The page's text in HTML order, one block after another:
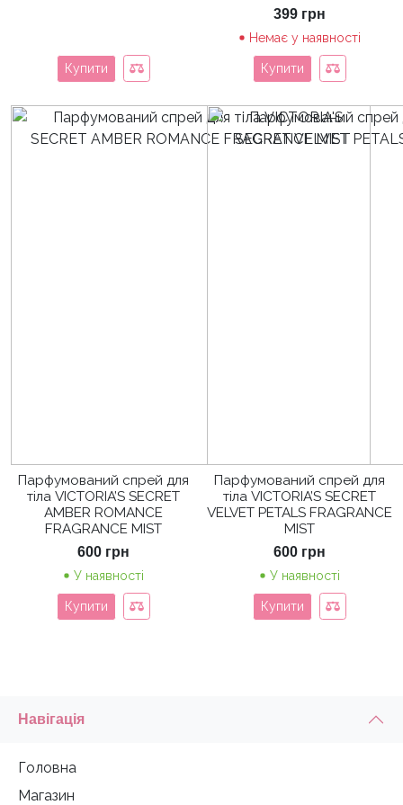
Купити
399 грн
Немає у наявності
Купити
Парфумований спрей для
тіла VICTORIA’S SECRET
AMBER ROMANCE
FRAGRANCE MIST
600 грн
У наявності
Купити
Парфумований спрей для
тіла VICTORIA’S SECRET
VELVET PETALS FRAGRANCE
MIST
600 грн
У наявності
Купити
Навігація
Головна
Магазин